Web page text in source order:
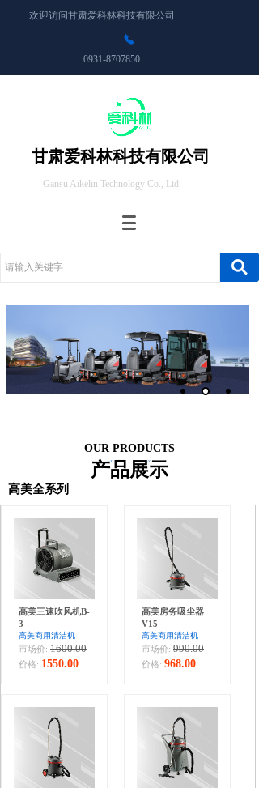
0931-8707850
欢迎访问甘肃爱科林科技有限公司
Gansu Aikelin Technology Co., Ltd
甘肃爱科林科技有限公司
OUR PRODUCTS
产品展示
高美全系列
高美三速吹风机B-
3
高美商用清洁机
市场价: 1600.00
价格: 1550.00
高美房务吸尘器
V15
高美商用清洁机
市场价: 990.00
价格: 968.00